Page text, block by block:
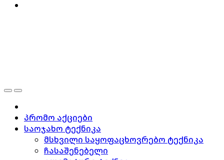
პრომო აქციები
საოჯახო ტექნიკა
მსხვილი საყოფაცხოვრებო ტექნიკა
ჩასაშენებელი